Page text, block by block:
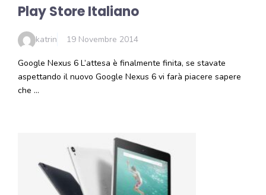
Play Store Italiano
katrin 19 Novembre 2014
Google Nexus 6 L’attesa è finalmente finita, se stavate
aspettando il nuovo Google Nexus 6 vi farà piacere sapere
che …